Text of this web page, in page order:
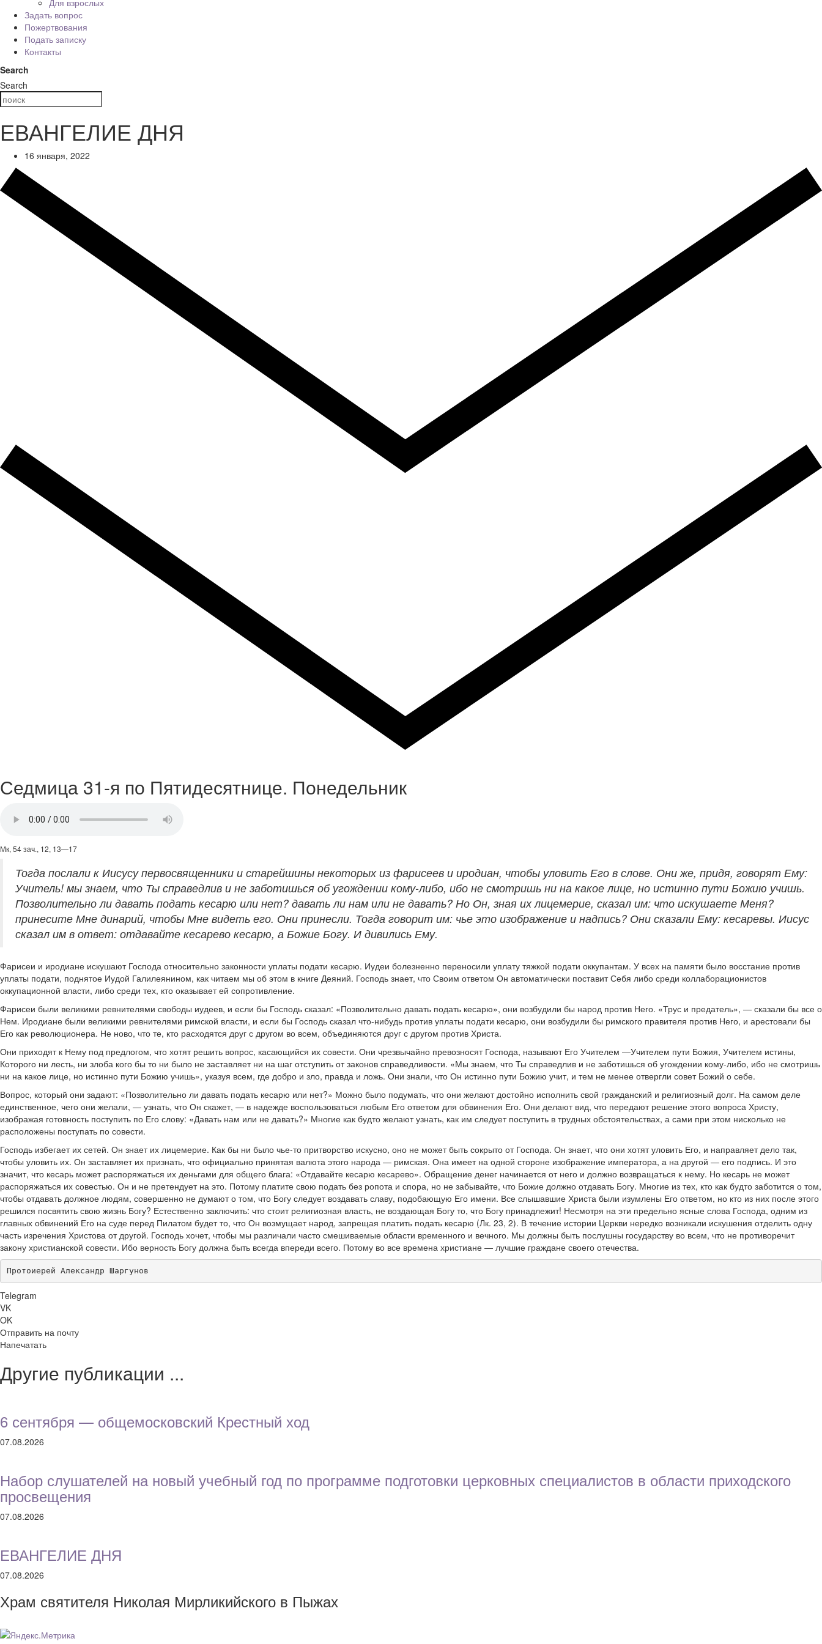
Для взрослых
Задать вопрос
Пожертвования
Подать записку
Контакты
Search
Search
ЕВАНГЕЛИЕ ДНЯ
16 января, 2022
Седмица 31-я по Пятидесятнице. Понедельник
Мк, 54 зач., 12, 13—17
Тогда послали к Иисусу первосвященники и старейшины некоторых из фарисеев и иродиан, чтобы уловить Его в слове. Они же, придя, говорят Ему:
Учитель! мы знаем, что Ты справедлив и не заботишься об угождении кому-либо, ибо не смотришь ни на какое лице, но истинно пути Божию учишь.
Позволительно ли давать подать кесарю или нет? давать ли нам или не давать? Но Он, зная их лицемерие, сказал им: что искушаете Меня?
принесите Мне динарий, чтобы Мне видеть его. Они принесли. Тогда говорит им: чье это изображение и надпись? Они сказали Ему: кесаревы. Иисус
сказал им в ответ: отдавайте кесарево кесарю, а Божие Богу. И дивились Ему.
Фарисеи и иродиане искушают Господа относительно законности уплаты подати кесарю. Иудеи болезненно переносили уплату тяжкой подати оккупантам. У всех на памяти было восстание против
уплаты подати, поднятое Иудой Галилеянином, как читаем мы об этом в книге Деяний. Господь знает, что Своим ответом Он автоматически поставит Себя либо среди коллаборационистов
оккупационной власти, либо среди тех, кто оказывает ей сопротивление.
Фарисеи были великими ревнителями свободы иудеев, и если бы Господь сказал: «Позволительно давать подать кесарю», они возбудили бы народ против Него. «Трус и предатель», — сказали бы все о
Нем. Иродиане были великими ревнителями римской власти, и если бы Господь сказал что-нибудь против уплаты подати кесарю, они возбудили бы римского правителя против Него, и арестовали бы
Его как революционера. Не ново, что те, кто расходятся друг с другом во всем, объединяются друг с другом против Христа.
Они приходят к Нему под предлогом, что хотят решить вопрос, касающийся их совести. Они чрезвычайно превозносят Господа, называют Его Учителем —Учителем пути Божия, Учителем истины,
Которого ни лесть, ни злоба кого бы то ни было не заставляет ни на шаг отступить от законов справедливости. «Мы знаем, что Ты справедлив и не заботишься об угождении кому-либо, ибо не смотришь
ни на какое лице, но истинно пути Божию учишь», указуя всем, где добро и зло, правда и ложь. Они знали, что Он истинно пути Божию учит, и тем не менее отвергли совет Божий о себе.
Вопрос, который они задают: «Позволительно ли давать подать кесарю или нет?» Можно было подумать, что они желают достойно исполнить свой гражданский и религиозный долг. На самом деле
единственное, чего они желали, — узнать, что Он скажет, — в надежде воспользоваться любым Его ответом для обвинения Его. Они делают вид, что передают решение этого вопроса Христу,
изображая готовность поступить по Его слову: «Давать нам или не давать?» Многие как будто желают узнать, как им следует поступить в трудных обстоятельствах, а сами при этом нисколько не
расположены поступать по совести.
Господь избегает их сетей. Он знает их лицемерие. Как бы ни было чье-то притворство искусно, оно не может быть сокрыто от Господа. Он знает, что они хотят уловить Его, и направляет дело так,
чтобы уловить их. Он заставляет их признать, что официально принятая валюта этого народа — римская. Она имеет на одной стороне изображение императора, а на другой — его подпись. И это
значит, что кесарь может распоряжаться их деньгами для общего блага: «Отдавайте кесарю кесарево». Обращение денег начинается от него и должно возвращаться к нему. Но кесарь не может
распоряжаться их совестью. Он и не претендует на это. Потому платите свою подать без ропота и спора, но не забывайте, что Божие должно отдавать Богу. Многие из тех, кто как будто заботится о том,
чтобы отдавать должное людям, совершенно не думают о том, что Богу следует воздавать славу, подобающую Его имени. Все слышавшие Христа были изумлены Его ответом, но кто из них после этого
решился посвятить свою жизнь Богу? Естественно заключить: что стоит религиозная власть, не воздающая Богу то, что Богу принадлежит! Несмотря на эти предельно ясные слова Господа, одним из
главных обвинений Его на суде перед Пилатом будет то, что Он возмущает народ, запрещая платить подать кесарю (Лк. 23, 2). В течение истории Церкви нередко возникали искушения отделить одну
часть изречения Христова от другой. Господь хочет, чтобы мы различали часто смешиваемые области временного и вечного. Мы должны быть послушны государству во всем, что не противоречит
закону христианской совести. Ибо верность Богу должна быть всегда впереди всего. Потому во все времена христиане — лучшие граждане своего отечества.
Протоиерей Александр Шаргунов
Telegram
VK
OK
Отправить на почту
Напечатать
Другие публикации ...
6 сентября — общемосковский Крестный ход
07.08.2026
Набор слушателей на новый учебный год по программе подготовки церковных специалистов в области приходского
просвещения
07.08.2026
ЕВАНГЕЛИЕ ДНЯ
07.08.2026
Храм святителя Николая Мирликийского в Пыжах